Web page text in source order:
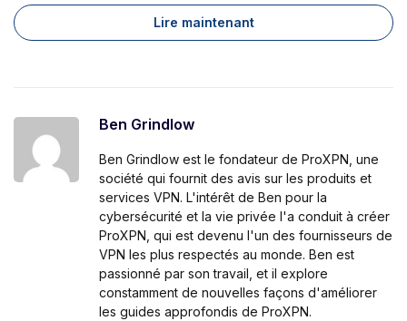
Lire maintenant
Ben Grindlow
Ben Grindlow est le fondateur de ProXPN, une
société qui fournit des avis sur les produits et
services VPN. L'intérêt de Ben pour la
cybersécurité et la vie privée l'a conduit à créer
ProXPN, qui est devenu l'un des fournisseurs de
VPN les plus respectés au monde. Ben est
passionné par son travail, et il explore
constamment de nouvelles façons d'améliorer
les guides approfondis de ProXPN.